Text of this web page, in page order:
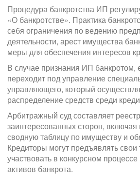
Процедура банкротства ИП
«О банкротстве». Практика
себя ограничения по ведению
деятельности, арест имущества
меры для обеспечения интересов
В случае признания ИП банкротом,
переходит под управление
управляющего, который
распределение средств среди
Арбитражный суд составляет реестр
заинтересованных сторон, включая
сводную таблицу по имуществу и
Кредиторы могут предъявлять свои
участвовать в конкурсном
активов банкрота.